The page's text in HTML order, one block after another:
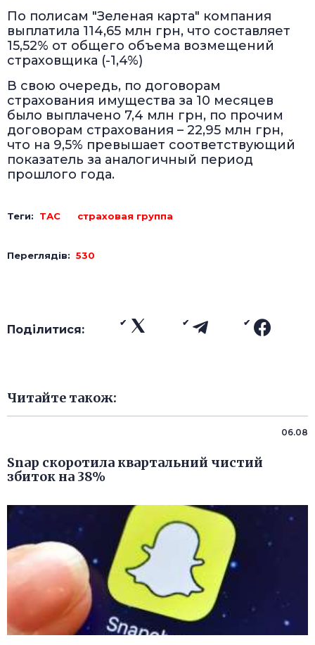
По полисам "Зеленая карта" компания
выплатила 114,65 млн грн, что составляет
15,52% от общего объема возмещений
страховщика (-1,4%)
В свою очередь, по договорам
страхования имущества за 10 месяцев
было выплачено 7,4 млн грн, по прочим
договорам страхования – 22,95 млн грн,
что на 9,5% превышает соответствующий
показатель за аналогичный период
прошлого года.
Теги: ТАС страховая группа
Переглядів: 530
Поділитися:
Читайте також:
06.08
Snap скоротила квартальний чистий
збиток на 38%